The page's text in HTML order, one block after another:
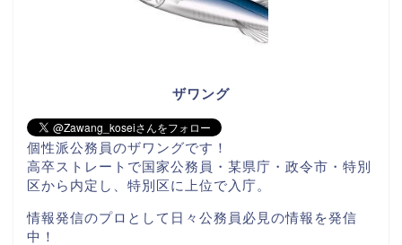
ザワング
個性派公務員のザワングです！
高卒ストレートで国家公務員・某県庁・政令市・特別
区から内定し、特別区に上位で入庁。
情報発信のプロとして日々公務員必見の情報を発信
中！